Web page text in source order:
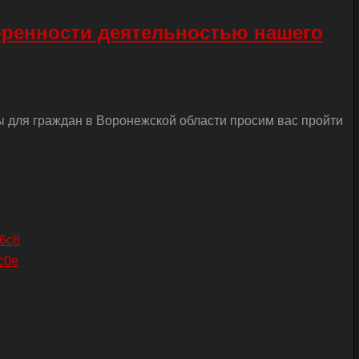
деятельностью нашего
для граждан в Воронежской области просим вас пройти